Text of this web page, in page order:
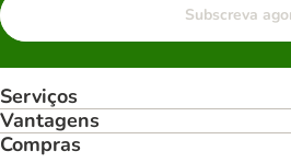
Subscreva
Serviços
Vantagens
Compras